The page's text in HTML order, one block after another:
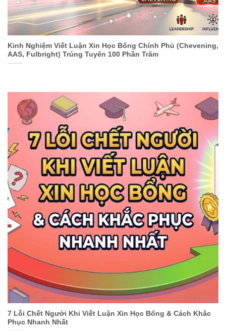
Kinh Nghiệm Viết Luận Xin Học Bổng Chính Phủ (Chevening,
AAS, Fulbright) Trúng Tuyển 100 Phần Trăm
7 Lỗi Chết Người Khi Viết Luận Xin Học Bổng & Cách Khắc
Phục Nhanh Nhất